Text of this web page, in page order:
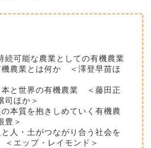
可能な農業としての有機農業
農業とは何か ＜澤登早苗ほ
と世界の有機農業 ＜藤田正
司ほか＞
本質を抱きしめていく有機農
＞
人・土がつながり合う社会を
エップ・レイモンド＞